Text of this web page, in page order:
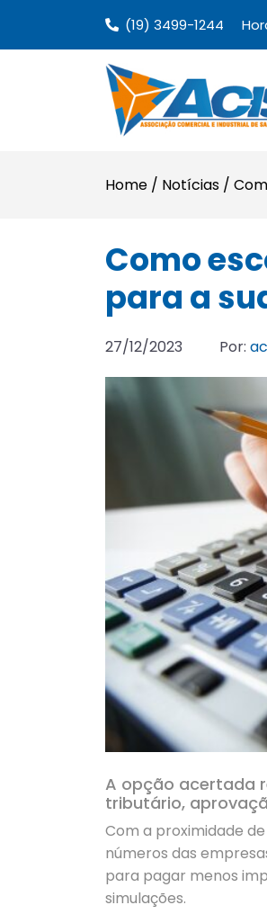
(19) 3499-1244
Home / Notícias /
Como
para a
27/12/2023 Por:
A opção acertada
tributário,
Com a proximidade
números das
para pagar menos
simulações.